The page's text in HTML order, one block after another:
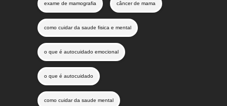
exame de mamografia câncer de mama
como cuidar da saude fisica e mental
o que é autocuidado emocional
o que é autocuidado
como cuidar da saude mental